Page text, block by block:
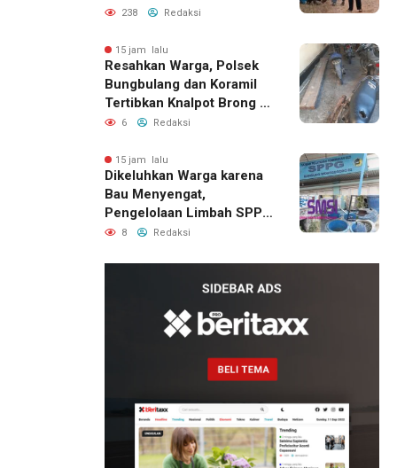
Dusun Balakka Padang
238 Redaksi
15 jam lalu
Resahkan Warga, Polsek
Bungbulang dan Koramil
Tertibkan Knalpot Brong di
Jalan Raya
6 Redaksi
15 jam lalu
Dikeluhkan Warga karena
Bau Menyengat,
Pengelolaan Limbah SPPG
Bandung Wonosegoro 2 di
8 Redaksi
15 jam lalu
SMSI Eks
Karesidenan
Pati